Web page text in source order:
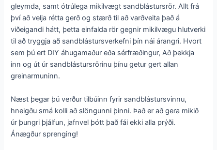
gleymda, samt ótrúlega mikilvægt sandblástursrör. Allt frá
því að velja rétta gerð og stærð til að varðveita það á
viðeigandi hátt, þetta einfalda rör gegnir mikilvægu hlutverki
til að tryggja að sandblástursverkefni þín nái árangri. Hvort
sem þú ert DIY áhugamaður eða sérfræðingur, Að þekkja
inn og út úr sandblástursrörinu þínu getur gert allan
greinarmuninn.
Næst þegar þú verður tilbúinn fyrir sandblástursvinnu,
hneigðu smá kolli að slöngunni þinni. Það er að gera mikið
úr þungri þjálfun, jafnvel þótt það fái ekki alla prýði.
Ánægður sprenging!